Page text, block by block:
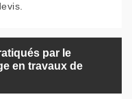
par le
en travaux de